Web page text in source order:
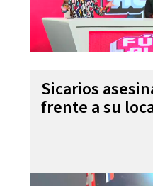
Sicarios
frente a su